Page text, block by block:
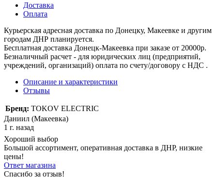
Доставка
Оплата
Курьерская адресная доставка по Донецку, Макеевке и другим
городам ДНР планируется.
Бесплатная доставка Донецк-Макеевка при заказе от 20000р.
Безналичный расчет - для юридических лиц (предприятий,
учреждений, организаций) оплата по счету/договору с НДС .
Описание и характеристики
Отзывы
Бренд: TOKOV ELECTRIC
Даниил (Макеевка)
1 г. назад
Хороший выбор
Большой ассортимент, оперативная доставка в ДНР, низкие
цены!
Ответ магазина
Спасибо за отзыв!